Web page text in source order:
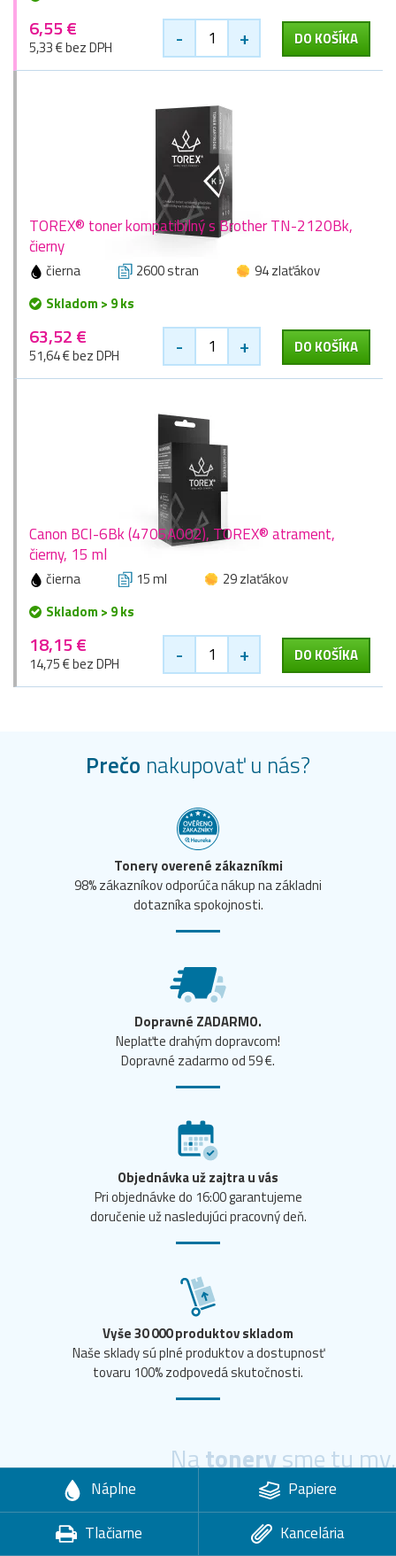
6,55 €
5,33 € bez DPH - + DO KOŠÍKA
TOREX® toner kompatibilný s Brother TN-2120Bk,
čierny
čierna 2600 stran
94 zlaťákov
Skladom > 9 ks
63,52 €
51,64 € bez DPH - + DO KOŠÍKA
Canon BCI-6Bk (4705A002), TOREX® atrament,
čierny, 15 ml
čierna 15 ml
29 zlaťákov
Skladom > 9 ks
18,15 €
14,75 € bez DPH - + DO KOŠÍKA
Prečo nakupovať u nás?
Tonery overené zákazníkmi
98% zákazníkov odporúča nákup na základni
dotazníka spokojnosti.
Dopravné ZADARMO.
Neplaťte drahým dopravcom!
Dopravné zadarmo od 59 €.
Objednávka už zajtra u vás
Pri objednávke do 16:00 garantujeme
doručenie už nasledujúci pracovný deň.
Vyše 30 000 produktov skladom
Naše sklady sú plné produktov a dostupnosť
tovaru 100% zodpovedá skutočnosti.
Natonerysme tu my.
Náplne
Papiere
Tlačiarne
Kancelária